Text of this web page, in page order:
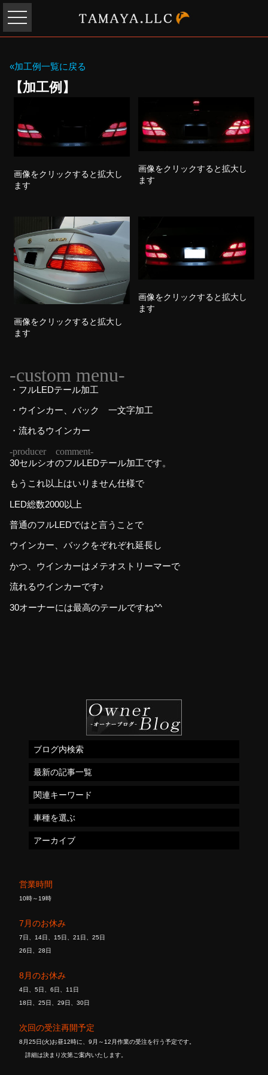
«加工例一覧に戻る
【加工例】
画像をクリックすると拡大し
ます
画像をクリックすると拡大し
ます
画像をクリックすると拡大し
ます
画像をクリックすると拡大し
ます
-custom menu-
・フルLEDテール加工
・ウインカー、バック 一文字加工
・流れるウインカー
-producer comment-
30セルシオのフルLEDテール加工です。
もうこれ以上はいりません仕様で
LED総数2000以上
普通のフルLEDではと言うことで
ウインカー、バックをぞれぞれ延長し
かつ、ウインカーはメテオストリーマーで
流れるウインカーです♪
30オーナーには最高のテールですね^^
営業時間
10時～19時
7月のお休み
7日、14日、15日、21日、25日
26日、28日
8月のお休み
4日、5日、6日、11日
18日、25日、29日、30日
次回の受注再開予定
8月25日(火)お昼12時に、9月～12月作業の受注を行う予定です。
詳細は決まり次第ご案内いたします。
ブログ内検索
最新の記事一覧
関連キーワード
車種を選ぶ
アーカイブ